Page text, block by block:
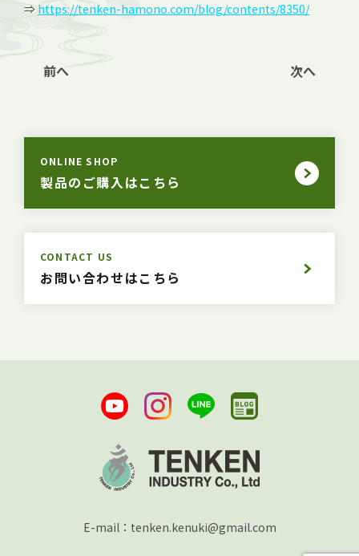
⇒https://tenken-hamono.com/blog/contents/8350/
前へ 次へ
ONLINE SHOP
製品のご購入はこちら
CONTACT US
お問い合わせはこちら
E-mail：tenken.kenuki@gmail.com